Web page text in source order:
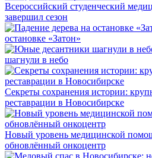
Всероссийский студенческий
завершил сезон
остановке «Затон»
шагнули в небо
Секреты сохранения истории:
реставрации в Новосибирске
Новый уровень медицинской
обновлённый онкоцентр